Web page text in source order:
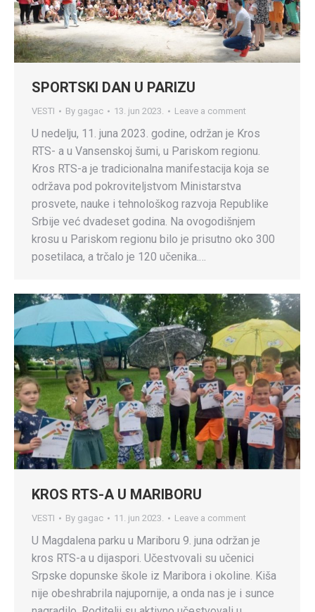
SPORTSKI DAN U PARIZU
VESTI By gagac 13. jun 2023. Leave a comment
U nedelju, 11. juna 2023. godine, održan je Kros
RTS- a u Vansenskoj šumi, u Pariskom regionu.
Kros RTS-a je tradicionalna manifestacija koja se
održava pod pokroviteljstvom Ministarstva
prosvete, nauke i tehnološkog razvoja Republike
Srbije već dvadeset godina. Na ovogodišnjem
krosu u Pariskom regionu bilo je prisutno oko 300
posetilaca, a trčalo je 120 učenika.…
KROS RTS-A U MARIBORU
VESTI By gagac 11. jun 2023. Leave a comment
U Magdalena parku u Mariboru 9. juna održan je
kros RTS-a u dijaspori. Učestvovali su učenici
Srpske dopunske škole iz Maribora i okoline. Kiša
nije obeshrabrila najupornije, a onda nas je i sunce